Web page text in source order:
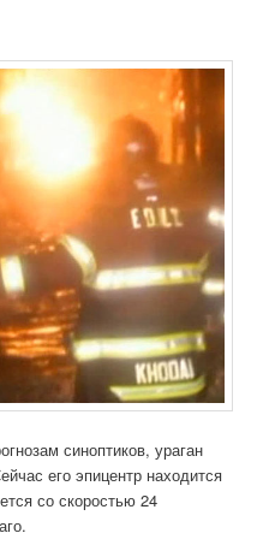
синоптиков, ураган
его эпицентр находится
со скоростью 24